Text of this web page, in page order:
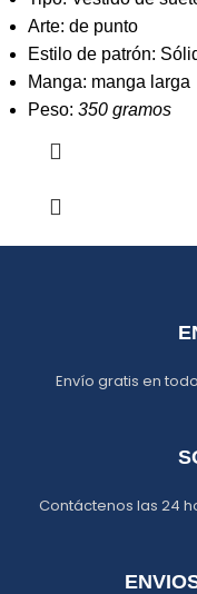
Arte: de punto
Estilo de patrón:
Manga: manga larga
Peso: 350 gramos
Envío gratis en
Contáctenos las 24